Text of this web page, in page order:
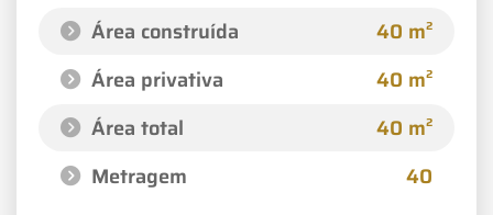
Área construída
40 m²
Área privativa
40 m²
Área total
40 m²
Metragem
40